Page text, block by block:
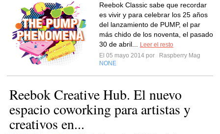
Reebok Classic sabe que recordar
es vivir y para celebrar los 25 años
del lanzamiento de PUMP, el par
más chido de los noventa, el pasado
30 de abril...
Leer el resto
El 05 mayo 2014 por
Raspberry Mag
NONE
Reebok Creative Hub. El nuevo
espacio coworking para artistas y
creativos en...